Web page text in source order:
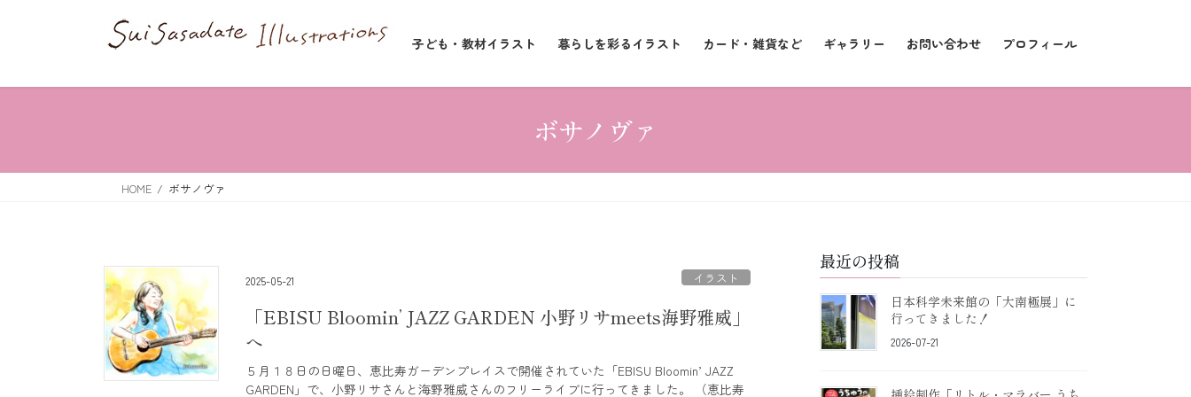
ン
ス
ー
ン
子ども・教材イラスト 暮らしを彩るイラスト カード・雑貨など ギャラリー お問い合わせ プロフィール
ボサノヴァ
HOME ボサノヴァ
2025-05-21 イラスト
「EBISU Bloomin’ JAZZ GARDEN 小野リサmeets海野雅威」
へ
５月１８日の日曜日、恵比寿ガーデンプレイスで開催されていた「EBISU Bloomin’ JAZZ
GARDEN」で、小野リサさんと海野雅威さんのフリーライブに行ってきました。 （恵比寿
最近の投稿
日本科学未来館の「大南極展」に
行ってきました！
2026-07-21